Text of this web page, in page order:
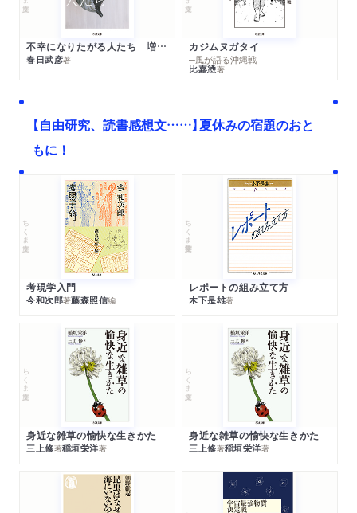
不幸になりたがる人たち 増補新版
春日武彦著
カジムヌガタイ
─風が語る沖縄戦
比嘉慂著
【自由研究、読書感想文……】夏休みの宿題のおと
もに！
ちくま文庫
考現学入門
今和次郎著藤森照信編
ちくま学芸文庫
レポートの組み立て方
木下是雄著
ちくま文庫
身近な雑草の愉快な生きかた
三上修著稲垣栄洋著
ちくま文庫
身近な雑草の愉快な生きかた
三上修著稲垣栄洋著